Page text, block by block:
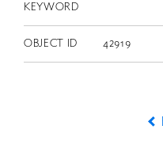
KEYWORD
OBJECT ID 42919